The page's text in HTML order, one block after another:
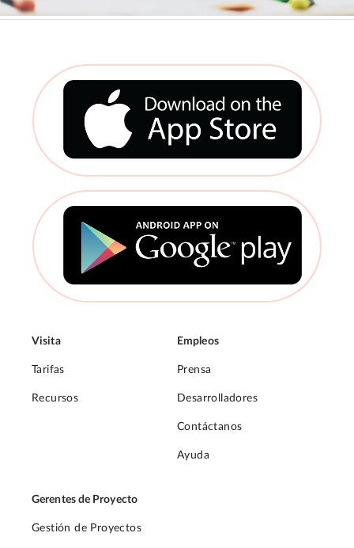
Visita
Tarifas
Recursos
Empleos
Prensa
Desarrolladores
Contáctanos
Ayuda
Gerentes de Proyecto
Gestión de Proyectos